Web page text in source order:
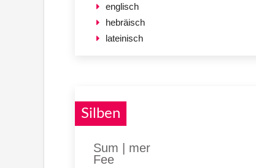
englisch
hebräisch
lateinisch
Silben
Sum | mer
Fee